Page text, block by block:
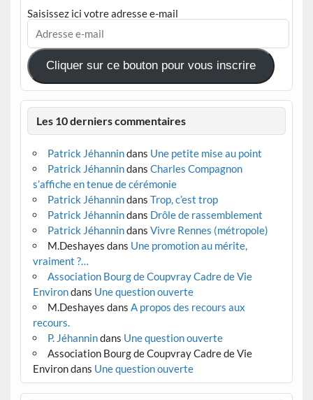
Saisissez ici votre adresse e-mail
Adresse
mail
Cliquer sur ce bouton pour vous inscrire
Les 10 derniers commentaires
Patrick Jéhannindans Une petite mise au point
Patrick Jéhannindans Charles Compagnon
s’affiche en tenue de cérémonie
Patrick Jéhannindans Trop, c’est trop
Patrick Jéhannindans Drôle de rassemblement
Patrick Jéhannindans Vivre Rennes (métropole)
M.Deshayes dans Une promotion au mérite,
vraiment ?…
Association Bourg de Coupvray Cadre de Vie
Environdans Une question ouverte
M.Deshayes dans A propos des recours aux
recours.
P. Jéhannindans Une question ouverte
Association Bourg de Coupvray Cadre de Vie
Environdans Une question ouverte